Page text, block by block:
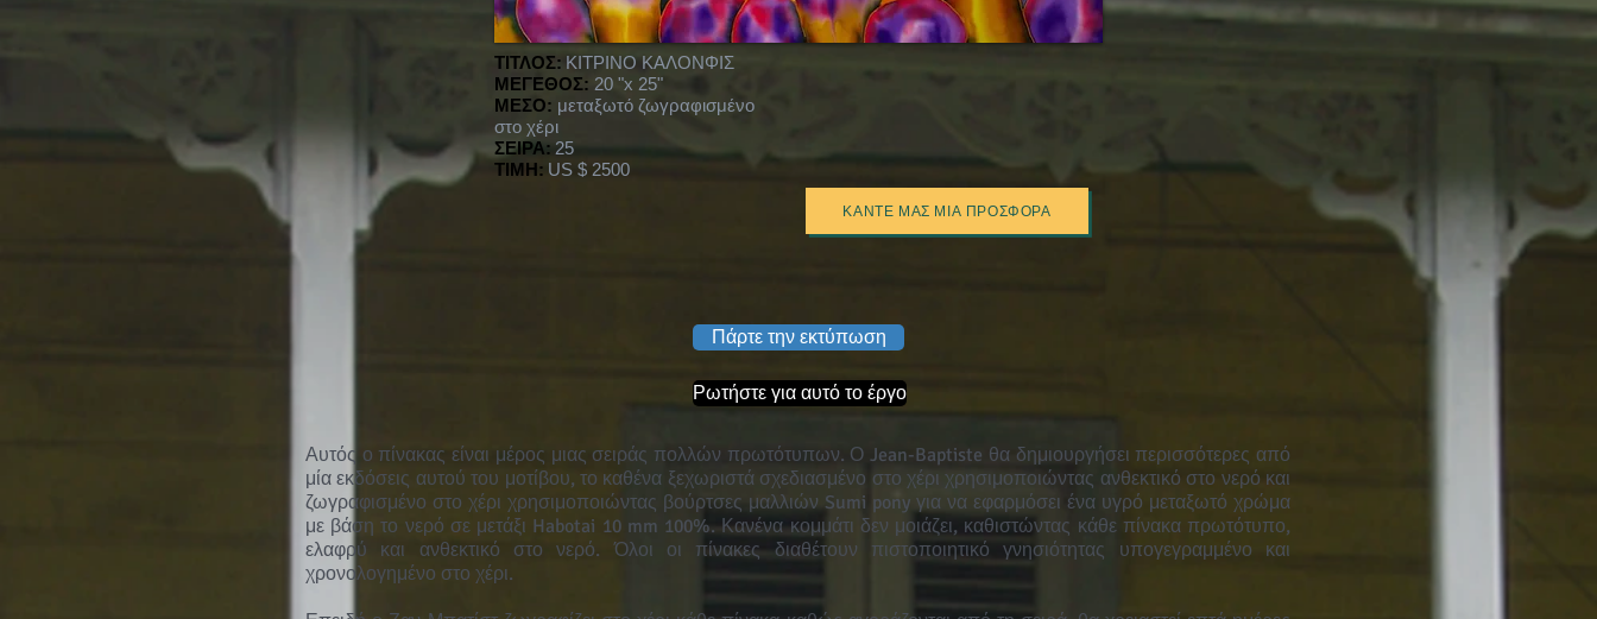
ΤΙΤΛΟΣ: ΚΙΤΡΙΝΟ ΚΑΛΟΝΦΙΣ
ΜΕΓΕΘΟΣ: 20 "x 25"
ΜΕΣΟ: μεταξωτό ζωγραφισμένο
στο χέρι
ΣΕΙΡΑ: 25
ΤΙΜΗ: US $ 2500
ΚΆΝΤΕ ΜΑΣ ΜΙΑ ΠΡΟΣΦΟΡΆ
Πάρτε την εκτύπωση
Ρωτήστε για αυτό το έργο
Αυτός ο πίνακας είναι μέρος μιας σειράς πολλών πρωτότυπων. Ο Jean-Baptiste θα δημιουργήσει περισσότερες από
μία εκδόσεις αυτού του μοτίβου, το καθένα ξεχωριστά σχεδιασμένο στο χέρι χρησιμοποιώντας ανθεκτικό στο νερό και
ζωγραφισμένο στο χέρι χρησιμοποιώντας βούρτσες μαλλιών Sumi pony για να εφαρμόσει ένα υγρό μεταξωτό χρώμα
με βάση το νερό σε μετάξι Habotai 10 mm 100%. Κανένα κομμάτι δεν μοιάζει, καθιστώντας κάθε πίνακα πρωτότυπο,
ελαφρύ και ανθεκτικό στο νερό. Όλοι οι πίνακες διαθέτουν πιστοποιητικό γνησιότητας υπογεγραμμένο και
χρονολογημένο στο χέρι.